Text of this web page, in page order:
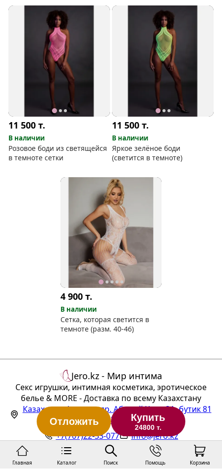
Отложить Купить
24800 т.
11 500т.
В наличии
Розовое боди из светящейся
в темноте сетки
11 500т.
В наличии
Яркое зелёное боди
(светится в темноте)
4 900 т.
В наличии
Сетка, которая светится в
темноте (разм. 40-46)
Главная Каталог Поиск Помощь Корзина
Jero.kz - Мир интима
Секс игрушки, интимная косметика, эротическое
белье & MORE - Доставка по всему Казахстану
Казахстан,Алматы,пр. Абылай Хана 3А, бутик 81
(ТЦ "Алтын Тараз", 1 этаж)
+7(707)22-33-077
info@jero.kz